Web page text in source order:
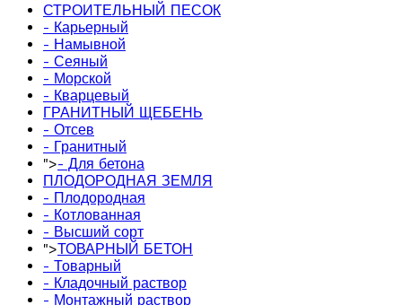
СТРОИТЕЛЬНЫЙ ПЕСОК
- Карьерный
- Намывной
- Сеяный
- Морской
- Кварцевый
ГРАНИТНЫЙ ЩЕБЕНЬ
- Отсев
- Гранитный
">- Для бетона
ПЛОДОРОДНАЯ ЗЕМЛЯ
- Плодородная
- Котлованная
- Высший сорт
">ТОВАРНЫЙ БЕТОН
- Товарный
- Кладочный раствор
- Монтажный раствор